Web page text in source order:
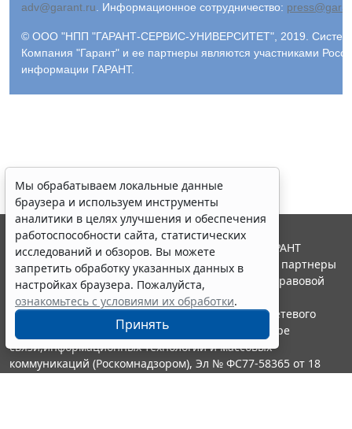
adv@garant.ru. Информационное сотрудничество:
© ООО "НПП "ГАРАНТ-СЕРВИС-УНИВЕРСИТЕТ", 2019. Система
Компания "Гарант" и ее партнеры являются участниками
информации ГАРАНТ.
Мы обрабатываем локальные данные
браузера и используем инструменты
аналитики в целях улучшения и обеспечения
работоспособности сайта, статистических
исследований и обзоров. Вы можете
запретить обработку указанных данных в
настройках браузера. Пожалуйста,
ознакомьтесь с условиями их обработки.
Принять
© ООО "НПП "ГАРАНТ-СЕРВИС", 2026. Система ГАРАНТ
выпускается с 1990 года. Компания "Гарант" и ее партнеры
являются участниками Российской ассоциации правовой
информации ГАРАНТ.
Портал ГАРАНТ.РУ зарегистрирован в качестве сетевого
издания Федеральной службой по надзору в сфере
связи,информационных технологий и массовых
коммуникаций (Роскомнадзором), Эл № ФС77-58365 от 18